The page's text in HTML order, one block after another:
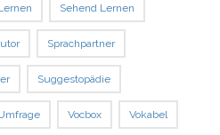
Sehend Lernen
Sprachpartner
Suggestopädie
Vocbox Vokabel